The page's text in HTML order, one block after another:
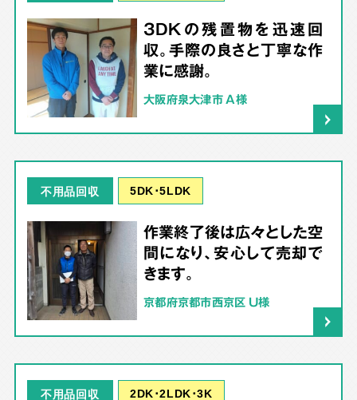
3DKの残置物を迅速回
収。手際の良さと丁寧な作
業に感謝。
大阪府泉大津市 A様
不用品回収 5DK･5LDK
作業終了後は広々とした空
間になり、安心して売却で
きます。
京都府京都市西京区 U様
不用品回収 2DK･2LDK･3K